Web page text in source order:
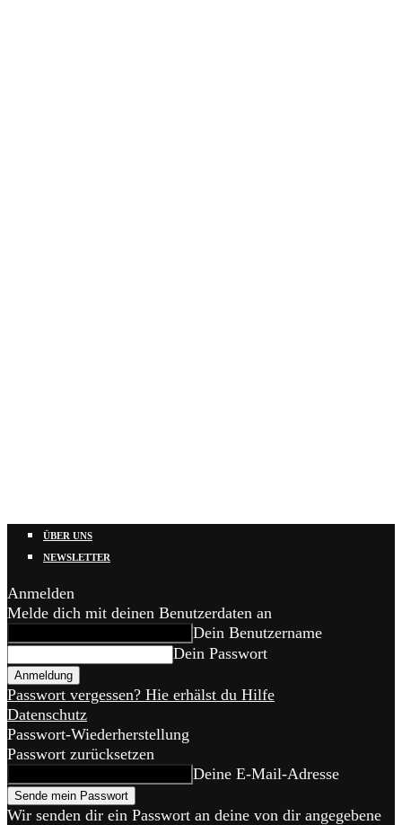
ÜBER UNS
NEWSLETTER
Anmelden
Melde dich mit deinen Benutzerdaten an
Dein Benutzername
Dein Passwort
Passwort vergessen? Hie erhälst du Hilfe
Datenschutz
Passwort-Wiederherstellung
Passwort zurücksetzen
Deine E-Mail-Adresse
Wir senden dir ein Passwort an deine von dir angegebene